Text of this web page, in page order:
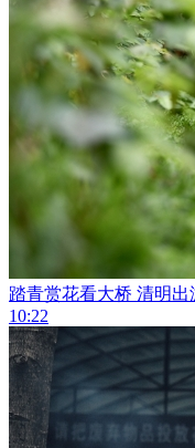
踏青赏花看大桥 清明出
10:22